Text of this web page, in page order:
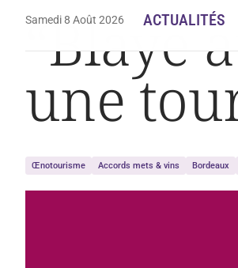
Samedi 8 Août 2026 ACTUALITÉS
“Blaye
une
Œnotourisme Accords mets & vins Bordeaux